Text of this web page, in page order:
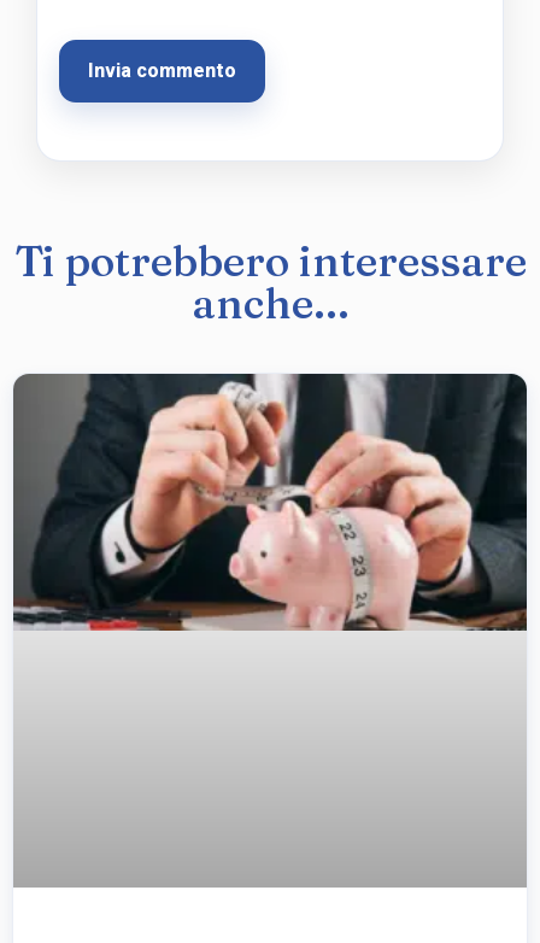
Ti potrebbero interessare
anche...